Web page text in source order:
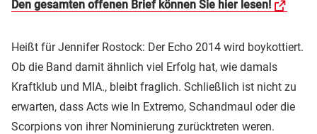
Den gesamten offenen Brief können Sie hier lesen!
Heißt für Jennifer Rostock: Der Echo 2014 wird boykottiert.
Ob die Band damit ähnlich viel Erfolg hat, wie damals
Kraftklub und MIA., bleibt fraglich. Schließlich ist nicht zu
erwarten, dass Acts wie In Extremo, Schandmaul oder die
Scorpions von ihrer Nominierung zurücktreten weren.